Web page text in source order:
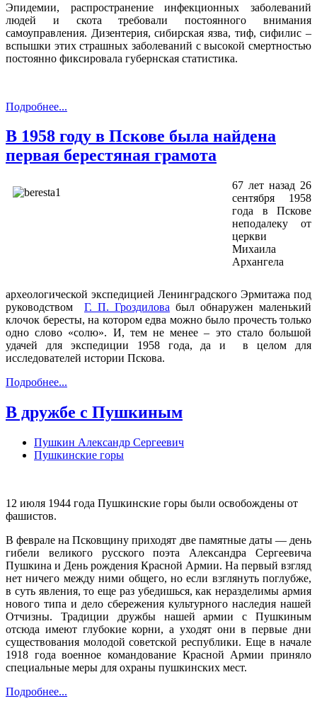
Эпидемии, распространение инфекционных заболеваний
людей и скота требовали постоянного внимания
самоуправления. Дизентерия, сибирская язва, тиф, сифилис –
вспышки этих страшных заболеваний с высокой смертностью
постоянно фиксировала губернская статистика.
Подробнее...
В 1958 году в Пскове была найдена
первая берестяная грамота
67 лет назад 26
сентября 1958
года в Пскове
неподалеку от
церкви
Михаила
Архангела
археологической экспедицией Ленинградского Эрмитажа под
руководством Г. П. Гроздилова был обнаружен маленький
клочок бересты, на котором едва можно было прочесть только
одно слово «солю». И, тем не менее – это стало большой
удачей для экспедиции 1958 года, да и в целом для
исследователей истории Пскова.
Подробнее...
В дружбе с Пушкиным
Пушкин Александр Сергеевич
Пушкинские горы
12 июля 1944 года Пушкинские горы были освобождены от
фашистов.
В феврале на Псковщину приходят две памятные даты — день
гибели великого русского поэта Александра Сергеевича
Пушкина и День рождения Красной Армии. На первый взгляд
нет ничего между ними общего, но если взглянуть поглубже,
в суть явления, то еще раз убедишься, как неразделимы армия
нового типа и дело сбережения культурного наследия нашей
Отчизны. Традиции дружбы нашей армии с Пушкиным
отсюда имеют глубокие корни, а уходят они в первые дни
существования молодой советской республики. Еще в начале
1918 года военное командование Красной Армии приняло
специальные меры для охраны пушкинских мест.
Подробнее...